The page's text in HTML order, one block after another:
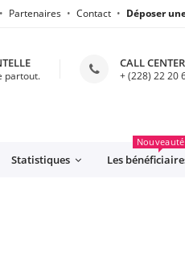
Partenaires Contact Déposer
partout.
CALL CENTER
+ (228) 22 20
Statistiques Les